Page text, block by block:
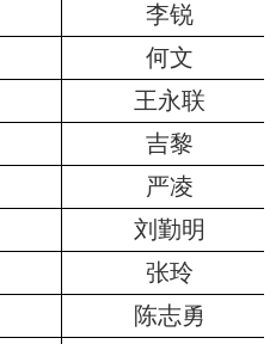
李锐
何文
王永联
吉黎
严凌
刘勤明
张玲
陈志勇